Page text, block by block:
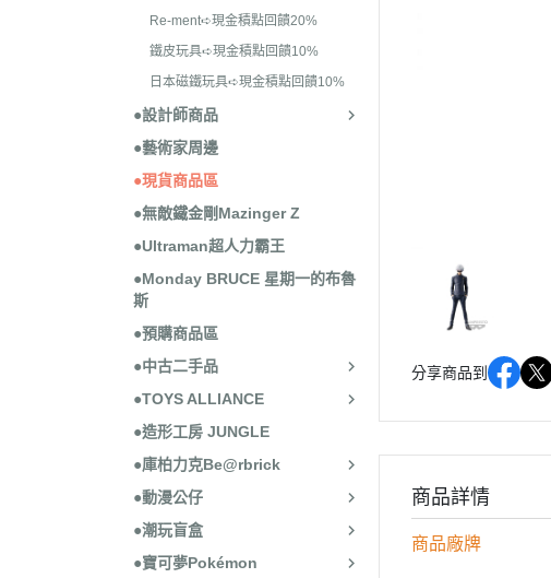
Re-ment➪現金積點回饋20%
鐵皮玩具➪現金積點回饋10%
日本磁鐵玩具➪現金積點回饋10%
●設計師商品
●藝術家周邊
●現貨商品區
●無敵鐵金剛Mazinger Z
●Ultraman超人力霸王
●Monday BRUCE 星期一的布魯
斯
●預購商品區
●中古二手品
●TOYS ALLIANCE
●造形工房 JUNGLE
●庫柏力克Be@rbrick
●動漫公仔
●潮玩盲盒
●寶可夢Pokémon
分享商品到
商品詳情
商品廠牌